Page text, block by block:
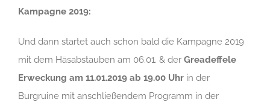
Kampagne 2019:
Und dann startet auch schon bald die Kampagne 2019
mit dem Häsabstauben am 06.01. & der Greadeffele
Erweckung am 11.01.2019 ab 19.00 Uhr in der
Burgruine mit anschließendem Programm in der